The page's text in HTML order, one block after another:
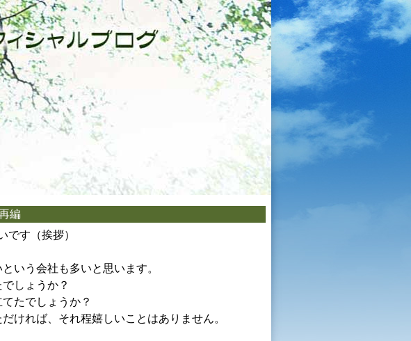
編
です（挨拶）
いう会社も多いと思います。
しょうか？
たでしょうか？
ければ、それ程嬉しいことはありません。